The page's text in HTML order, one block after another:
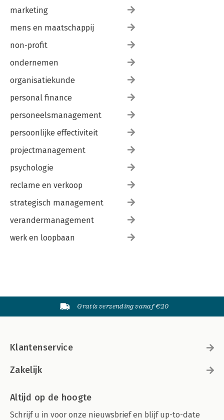
marketing
mens en maatschappij
non-profit
ondernemen
organisatiekunde
personal finance
personeelsmanagement
persoonlijke effectiviteit
projectmanagement
psychologie
reclame en verkoop
strategisch management
verandermanagement
werk en loopbaan
Gratis verzending vanaf €20
Klantenservice
Zakelijk
Altijd op de hoogte
Schrijf u in voor onze nieuwsbrief en blijf up-to-date